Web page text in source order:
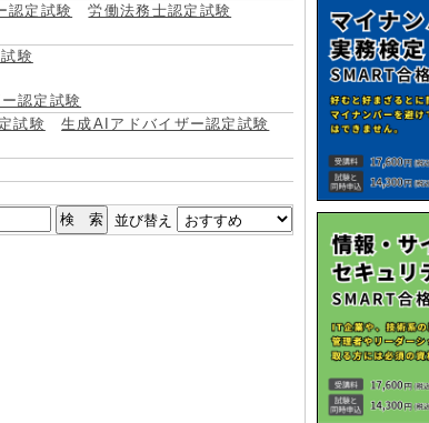
認定試験
労働法務士認定試験
験
認定試験
試験
生成AIアドバイザー認定試験
並び替え